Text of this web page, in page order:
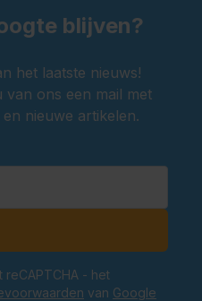
blijven?
het laatste nieuws!
van ons een mail met
nieuwe artikelen.
reCAPTCHA - het
van Google